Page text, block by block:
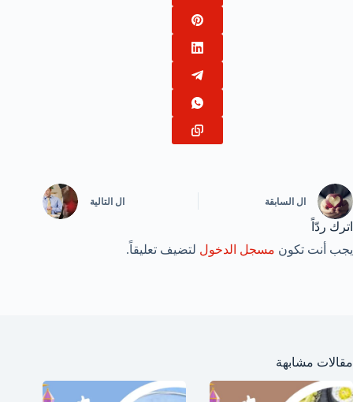
ال السابقة ال التالية
اترك ردّاً
يجب أنت تكون مسجل الدخول لتضيف تعليقاً.
مقالات مشابهة